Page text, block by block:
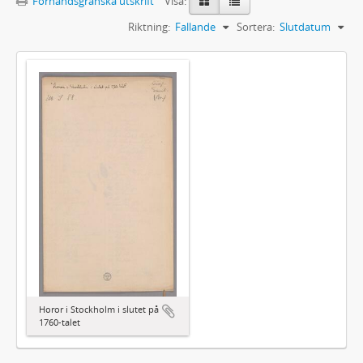
Sortera: Slutdatum
Riktning: Fallande
Horor i Stockholm i slutet på
1760-talet